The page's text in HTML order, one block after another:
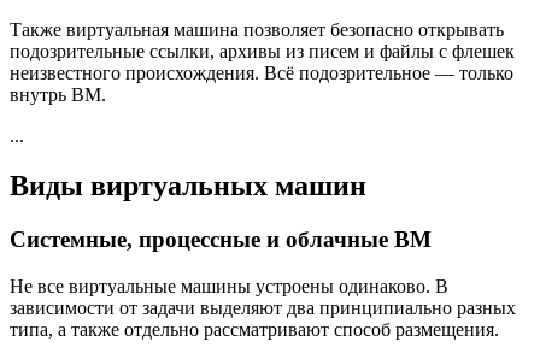
Также виртуальная машина позволяет безопасно открывать
подозрительные ссылки, архивы из писем и файлы с флешек
неизвестного происхождения. Всё подозрительное — только
внутрь ВМ.
...
Виды виртуальных машин
Системные, процессные и облачные ВМ
Не все виртуальные машины устроены одинаково. В
зависимости от задачи выделяют два принципиально разных
типа, а также отдельно рассматривают способ размещения.